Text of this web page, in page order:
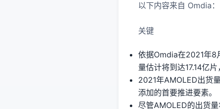
以下内容来自 Omdia：
关键
依据Omdia在2021年8
量估计将到达17.14亿
2021年AMOLED出货
添加的首要推进要素。
尽管AMOLED的出货